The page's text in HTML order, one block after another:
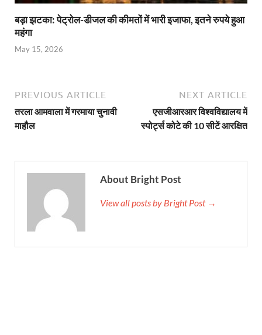
बड़ा झटका: पेट्रोल-डीजल की कीमतों में भारी इजाफा, इतने रुपये हुआ
महंगा
May 15, 2026
PREVIOUS ARTICLE
तरला आमवाला में गरमाया चुनावी
माहौल
NEXT ARTICLE
एसजीआरआर विश्वविद्यालय में
स्पोर्ट्स कोटे की 10 सीटें आरक्षित
About Bright Post
View all posts by Bright Post →